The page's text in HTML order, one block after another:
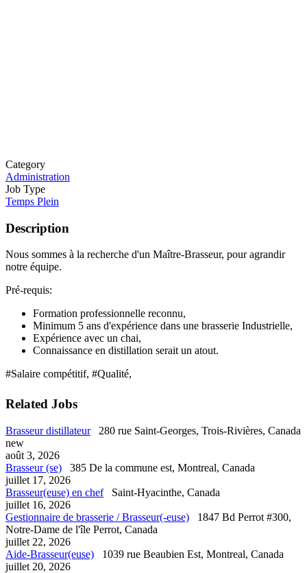
Category
Administration
Job Type
Temps Plein
Description
Nous sommes à la recherche d'un Maître-Brasseur, pour agrandir
notre équipe.
Pré-requis:
Formation professionnelle reconnu,
Minimum 5 ans d'expérience dans une brasserie Industrielle,
Expérience avec un chai,
Connaissance en distillation serait un atout.
#Salaire compétitif, #Qualité,
Related Jobs
Brasseur distillateur
280 rue Saint-Georges, Trois-Rivières, Canada
new
août 3, 2026
Brasseur (se)
385 De la commune est, Montreal, Canada
juillet 17, 2026
Brasseur(euse) en chef
Saint-Hyacinthe, Canada
juillet 16, 2026
Gestionnaire de brasserie / Brasseur(-euse)
1847 Bd Perrot #300,
Notre-Dame de l'île Perrot, Canada
juillet 22, 2026
Aide-Brasseur(euse)
1039 rue Beaubien Est, Montreal, Canada
juillet 20, 2026